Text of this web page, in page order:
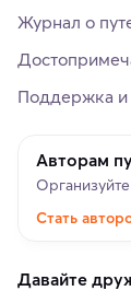
Журнал о
Поддержка и
Авторам
Стать
Давайте